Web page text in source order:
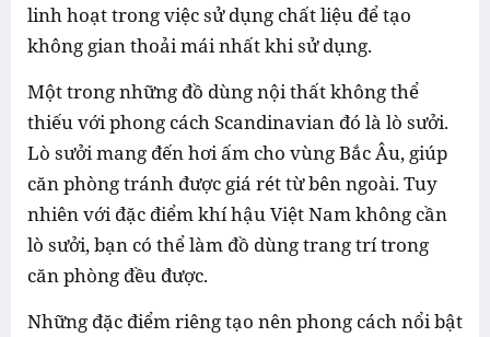
linh hoạt trong việc sử dụng chất liệu để tạo
không gian thoải mái nhất khi sử dụng.
Một trong những đồ dùng nội thất không thể
thiếu với phong cách Scandinavian đó là lò sưởi.
Lò sưởi mang đến hơi ấm cho vùng Bắc Âu, giúp
căn phòng tránh được giá rét từ bên ngoài. Tuy
nhiên với đặc điểm khí hậu Việt Nam không cần
lò sưởi, bạn có thể làm đồ dùng trang trí trong
căn phòng đều được.
Những đặc điểm riêng tạo nên phong cách nổi bật